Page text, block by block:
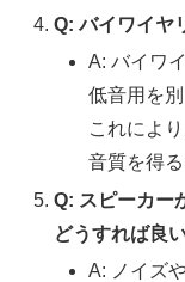
Q: バイワイヤ
A: バイワ
低音用を
これによ
音質を得
Q: スピーカー
どうすれば良
A: ノイズ